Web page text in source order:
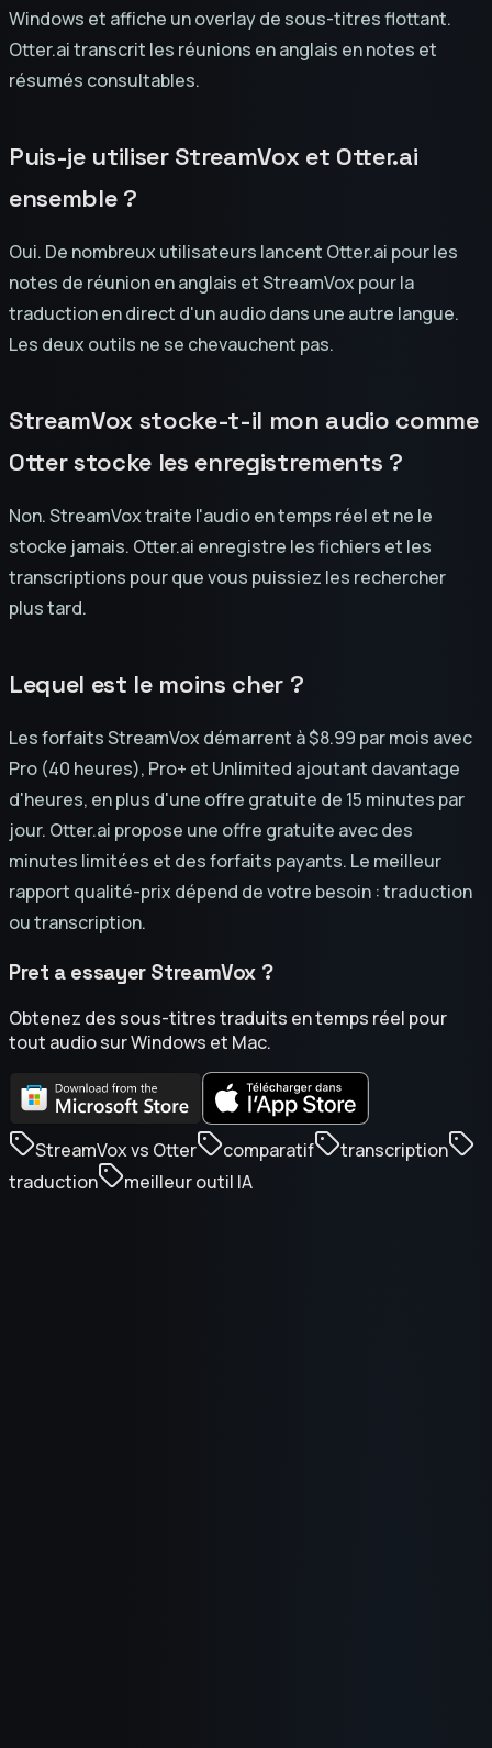
Windows et affiche un overlay de sous-titres flottant.
Otter.ai transcrit les réunions en anglais en notes et
résumés consultables.
Puis-je utiliser StreamVox et Otter.ai
ensemble ?
Oui. De nombreux utilisateurs lancent Otter.ai pour les
notes de réunion en anglais et StreamVox pour la
traduction en direct d'un audio dans une autre langue.
Les deux outils ne se chevauchent pas.
StreamVox stocke-t-il mon audio comme
Otter stocke les enregistrements ?
Non. StreamVox traite l'audio en temps réel et ne le
stocke jamais. Otter.ai enregistre les fichiers et les
transcriptions pour que vous puissiez les rechercher
plus tard.
Lequel est le moins cher ?
Les forfaits StreamVox démarrent à $8.99 par mois avec
Pro (40 heures), Pro+ et Unlimited ajoutant davantage
d'heures, en plus d'une offre gratuite de 15 minutes par
jour. Otter.ai propose une offre gratuite avec des
minutes limitées et des forfaits payants. Le meilleur
rapport qualité-prix dépend de votre besoin : traduction
ou transcription.
Pret a essayer StreamVox ?
Obtenez des sous-titres traduits en temps réel pour
tout audio sur Windows et Mac.
StreamVox vs Otter comparatif
transcription
traduction
meilleur outil IA